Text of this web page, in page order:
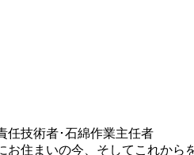
任技術者･石綿作業主任者
お住まいの今、そしてこれから